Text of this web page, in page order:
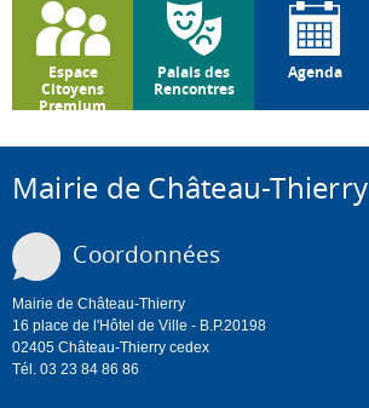
Espace
Citoyens
Premium
Palais des
Rencontres
Agenda
Mairie de Château-Thierry
Coordonnées
Mairie de Château-Thierry
16 place de l'Hôtel de Ville - B.P.20198
02405 Château-Thierry cedex
Tél. 03 23 84 86 86